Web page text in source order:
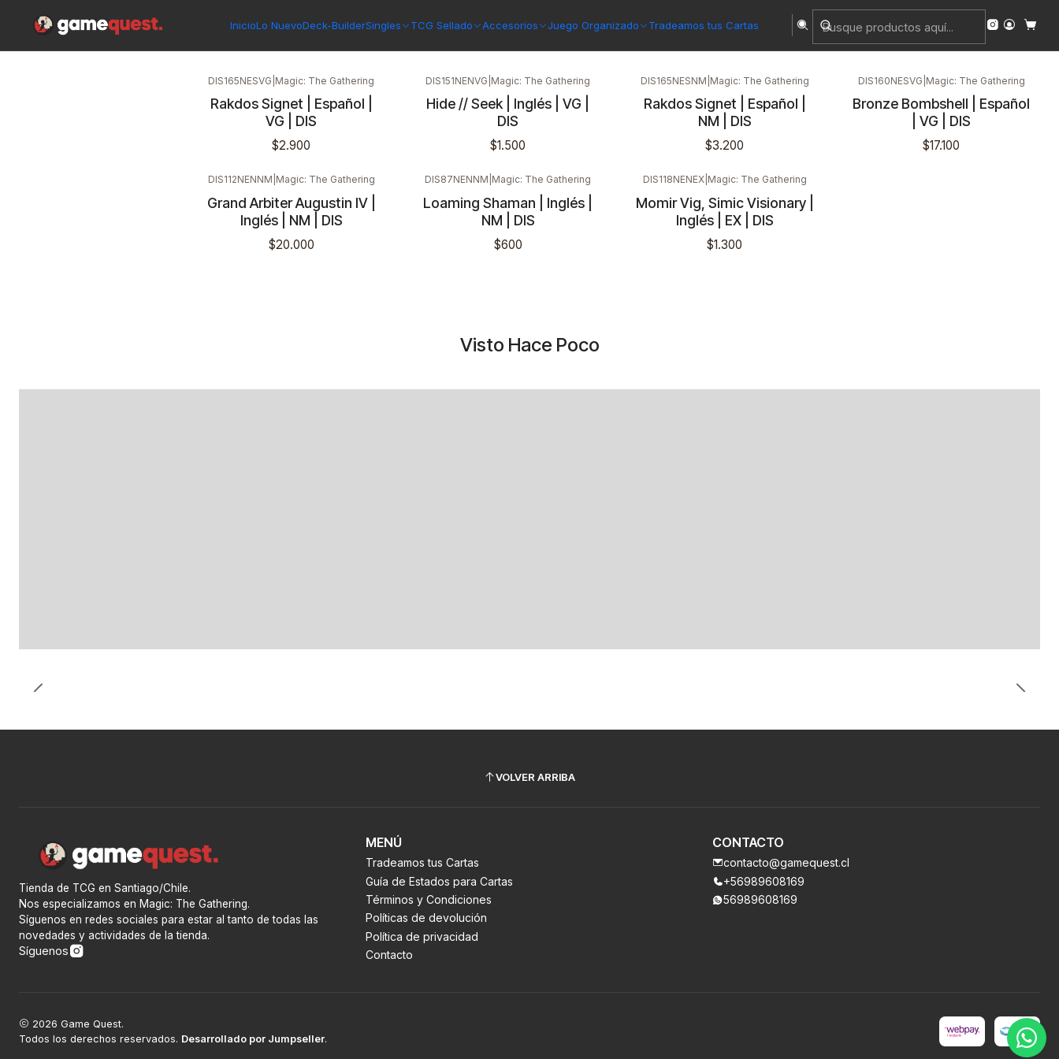
InicioLo NuevoDeck-BuilderSingles TCG Sellado Accesorios Juego Organizado Tradeamos tus Cartas
Inicio Singles Magic: The Gathering Edición Dissension
DIS165NESVG Magic: The Gathering
Rakdos Signet | Español |
VG | DIS
$2.900
DIS151NENVG Magic: The Gathering
Hide // Seek | Inglés | VG |
DIS
$1.500
DIS165NESNM Magic: The Gathering
Rakdos Signet | Español |
NM | DIS
$3.200
DIS160NESVG Magic: The Gathering
Bronze Bombshell | Español
| VG | DIS
$17.100
DIS112NENNM Magic: The Gathering
Grand Arbiter Augustin IV |
Inglés | NM | DIS
$20.000
DIS87NENNM Magic: The Gathering
Loaming Shaman | Inglés |
NM | DIS
$600
Nuevo
DIS118NENEX| Magic: The Gathering
Momir Vig, Simic Visionary |
Inglés | EX | DIS
$1.300
Visto Hace Poco
VOLVER ARRIBA
Tienda de TCG en Santiago/Chile.
Nos especializamos en Magic: The Gathering.
Síguenos en redes sociales para estar al tanto de todas las
novedades y actividades de la tienda.
Síguenos
MENÚ
Tradeamos tus Cartas
Guía de Estados para Cartas
Términos y Condiciones
Políticas de devolución
Política de privacidad
Contacto
CONTACTO
contacto@gamequest.cl
+56989608169
56989608169
2026 Game Quest.
Todos los derechos reservados. Desarrollado por Jumpseller.